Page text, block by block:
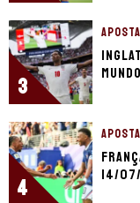
3
4
14/